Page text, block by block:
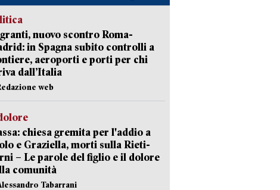
nuovo scontro Roma-
in Spagna subito controlli a
aeroporti e porti per chi
dall’Italia
web
chiesa gremita per l'addio a
e Graziella, morti sulla Rieti-
– Le parole del figlio e il dolore
comunità
Tabarrani